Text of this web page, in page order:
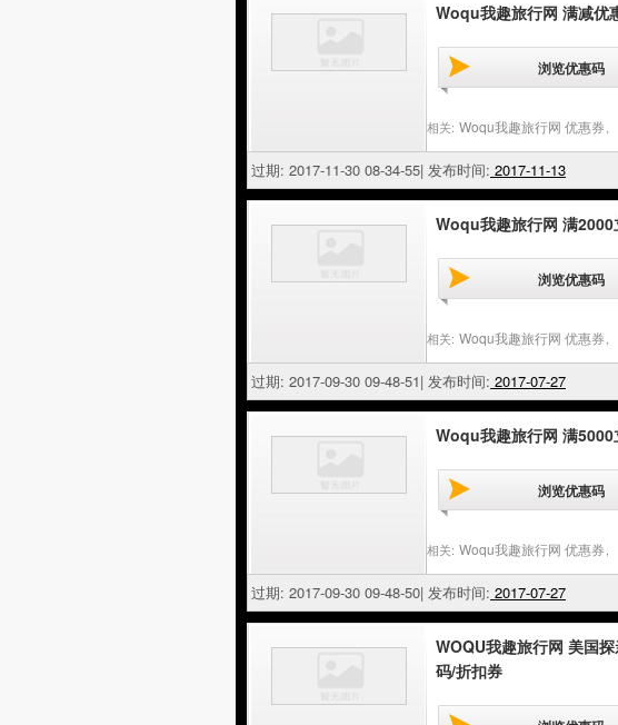
Woqu我趣旅行网 满减优
浏览优惠码
相关: Woqu我趣旅行网 优惠券
过期: 2017-11-30 08-34-55| 发布时间: 2017-11-13
Woqu我趣旅行网 满
浏览优惠码
相关: Woqu我趣旅行网 优惠券
过期: 2017-09-30 09-48-51| 发布时间: 2017-07-27
Woqu我趣旅行网 满
浏览优惠码
相关: Woqu我趣旅行网 优惠券
过期: 2017-09-30 09-48-50| 发布时间: 2017-07-27
WOQU我趣旅行网 美国
码/折扣券